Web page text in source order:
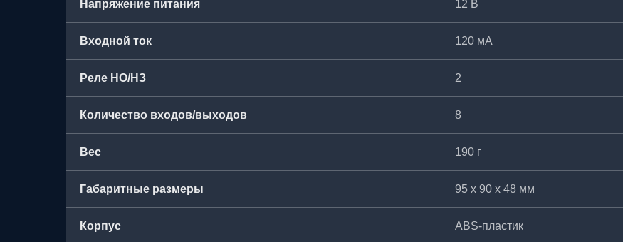
Напряжение питания 12 В
Входной ток 120 мА
Реле НО/НЗ 2
Количество входов/выходов 8
Вес 190 г
Габаритные размеры 95 х 90 х 48 мм
Корпус ABS-пластик